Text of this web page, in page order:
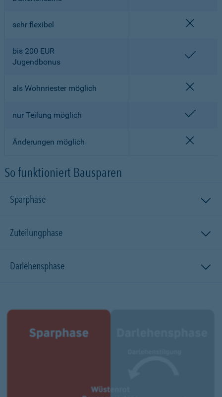
sehr flexibel
bis 200 EUR
Jugendbonus
als Wohnriester möglich
nur Teilung möglich
Änderungen möglich
So funktioniert Bausparen
Sparphase
Zuteilungphase
Darlehensphase